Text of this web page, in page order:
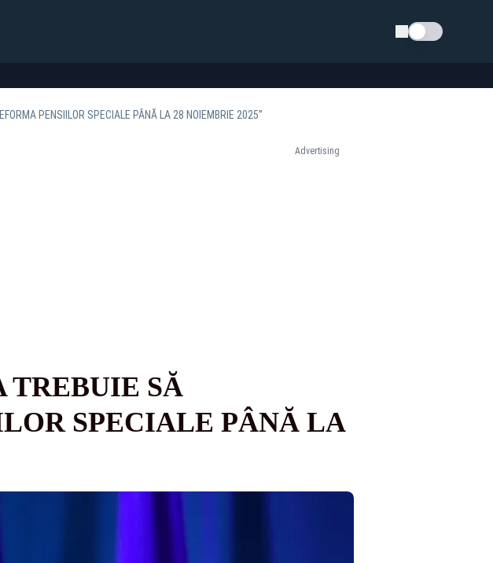
Schimba tema
PENSIILOR SPECIALE PÂNĂ LA 28 NOIEMBRIE 2025”
Advertising
TREBUIE SĂ
SPECIALE PÂNĂ LA